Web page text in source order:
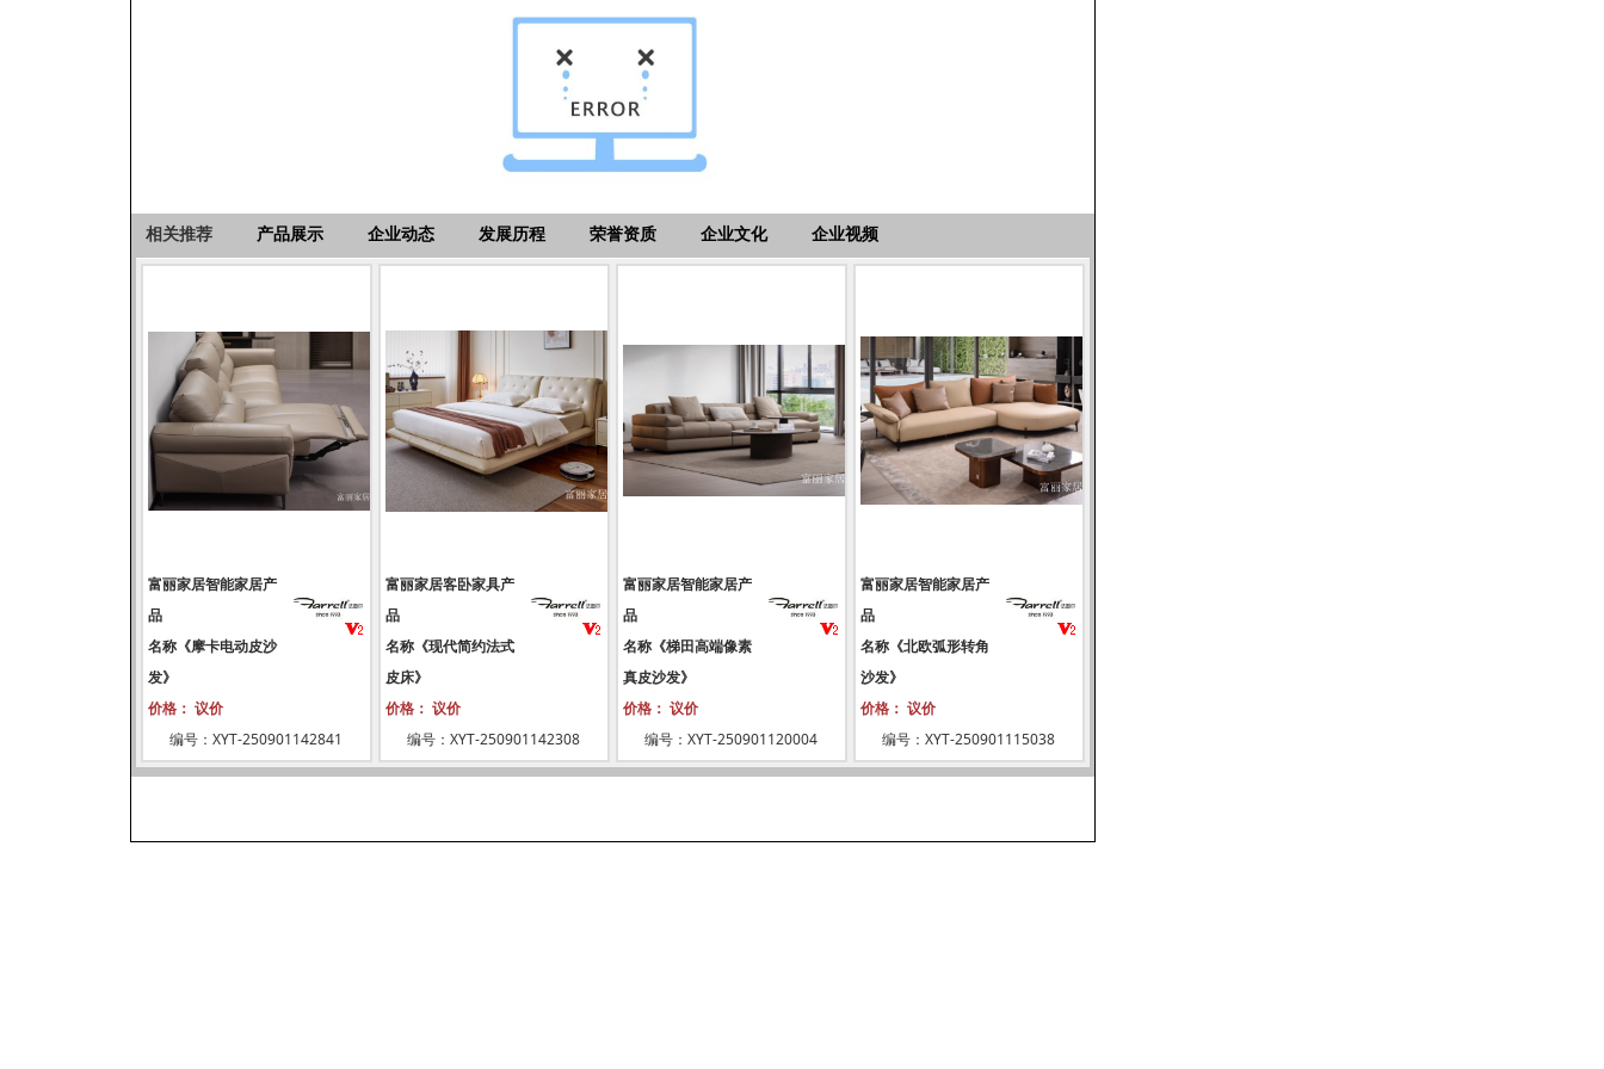
相关推荐 产品展示 企业动态 发展历程 荣誉资质 企业文化 企业视频
富丽家居智能家居产
品
名称《摩卡电动皮沙
发》
价格： 议价
编号：XYT-250901142841
富丽家居客卧家具产
品
名称《现代简约法式
皮床》
价格： 议价
编号：XYT-250901142308
富丽家居智能家居产
品
名称《梯田高端像素
真皮沙发》
价格： 议价
编号：XYT-250901120004
富丽家居智能家居产
品
名称《北欧弧形转角
沙发》
价格： 议价
编号：XYT-250901115038